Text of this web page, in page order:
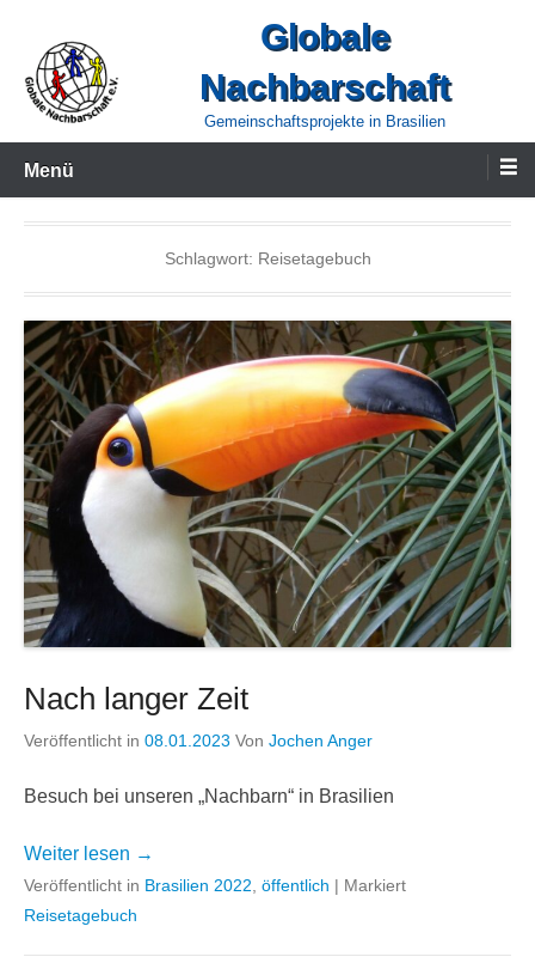
Inhalt
wechseln
Globale
Nachbarschaft
Gemeinschaftsprojekte in Brasilien
Menü
Schlagwort: Reisetagebuch
Nach langer Zeit
Veröffentlicht in 08.01.2023 Von Jochen Anger
Besuch bei unseren „Nachbarn“ in Brasilien
Weiter lesen →
Veröffentlicht in Brasilien 2022 öffentlich | Markiert
Reisetagebuch